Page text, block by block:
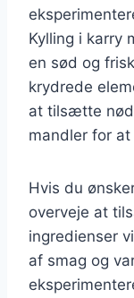
Kylling i karry
en sød og
krydrede
at tilsætte
mandler for
Hvis du
overveje at
ingredienser
af smag og